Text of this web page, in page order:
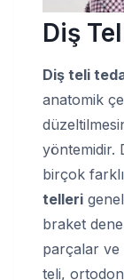
Diş
Diş teli
anatomik
yöntemidir.
birçok
telleri
braket
parçalar ve
teli,